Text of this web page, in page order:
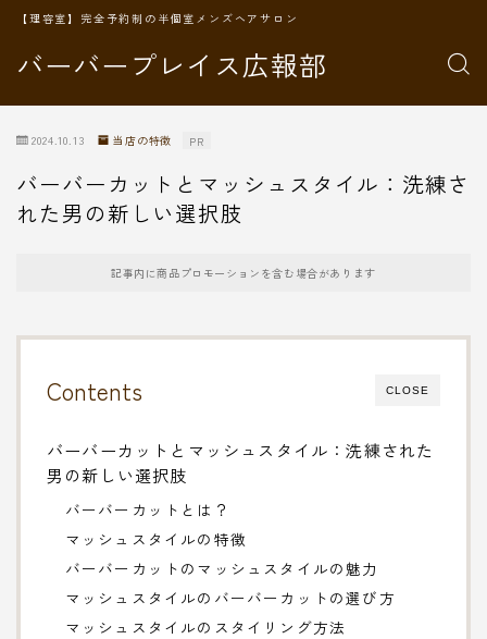
バーバープレイス広報部
【理容室】完全予約制の半個室メンズヘアサロン
2024.10.13 当店の特徴 PR
バーバーカットとマッシュスタイル：洗練さ
れた男の新しい選択肢
記事内に商品プロモーションを含む場合があります
CLOSE
Contents
バーバーカットとマッシュスタイル：洗練された
男の新しい選択肢
バーバーカットとは？
マッシュスタイルの特徴
バーバーカットのマッシュスタイルの魅力
マッシュスタイルのバーバーカットの選び方
マッシュスタイルのスタイリング方法